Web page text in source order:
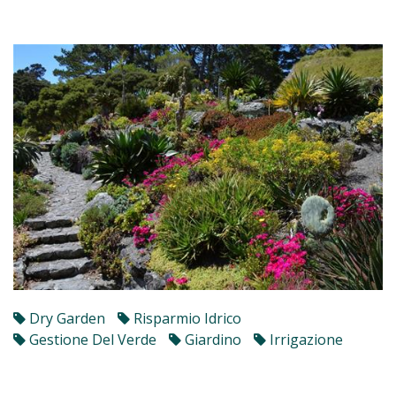
Dry Garden
Risparmio Idrico
Gestione Del Verde
Giardino Irrigazione